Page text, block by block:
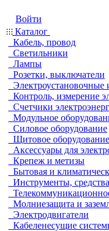
Войти
Каталог
Кабель, провод
Светильники
Лампы
Розетки, выключатели
Электроустановочные
Контроль, измерение
Счетчики
Модульное
Силовое оборудование
Щитовое оборудование
Аксессуары для
Крепеж и метизы
Бытовая и
Инструменты,
Молниезащита и
Электродвигатели
Кабеленесущие